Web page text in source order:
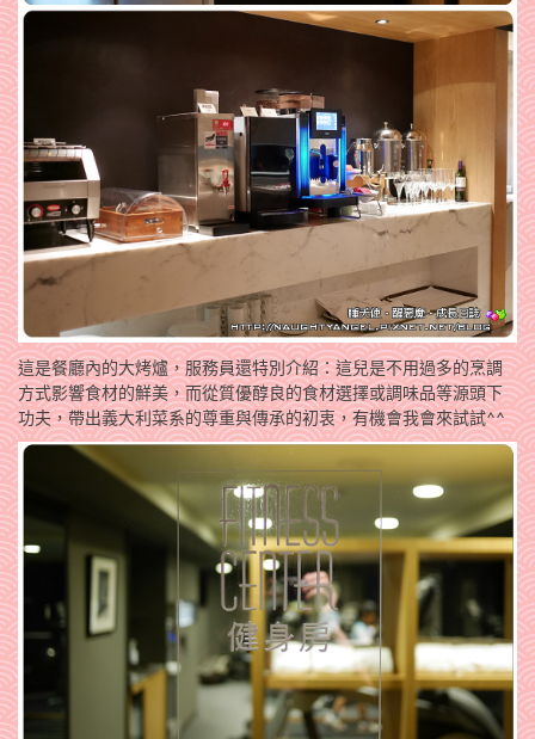
這是餐廳內的大烤爐，服務員還特別介紹：這兒是不用過多的烹調
方式影響食材的鮮美，而從質優醇良的食材選擇或調味品等源頭下
功夫，帶出義大利菜系的尊重與傳承的初衷，有機會我會來試試^^